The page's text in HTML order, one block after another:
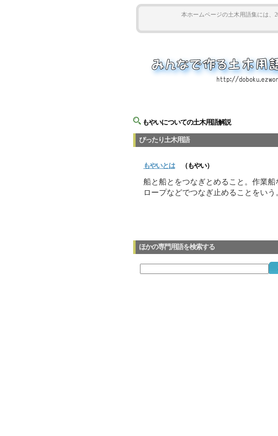
本ホームページの土木用語集には、
もやいについての土木用語解説
ぴったり土木用語
もやいとは（もやい）
船と船とをつなぎとめること。作業
ロープなどでつなぎ止めることをいう
ほかの専門用語を検索する